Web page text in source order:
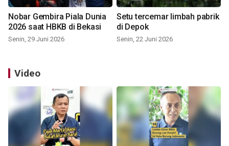
Nobar Gembira Piala Dunia
2026 saat HBKB di Bekasi
Senin, 29 Juni 2026
Setu tercemar limbah pabrik
di Depok
Senin, 22 Juni 2026
Video